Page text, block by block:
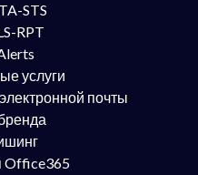
STS
RPT
услуги
почты
Office365